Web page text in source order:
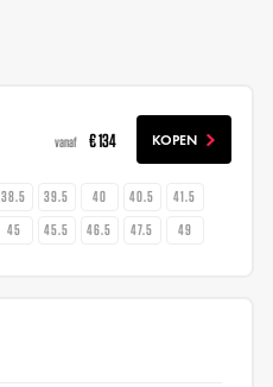
vanaf € 134 KOPEN
38.5 39.5 40 40.5
41.5
45 45.5 46.5 47.5 49